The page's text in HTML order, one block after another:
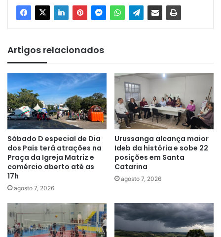
Artigos relacionados
Sábado D especial de Dia
dos Pais terá atrações na
Praça da Igreja Matriz e
comércio aberto até as
17h
agosto 7, 2026
Urussanga alcança maior
Ideb da história e sobe 22
posições em Santa
Catarina
agosto 7, 2026